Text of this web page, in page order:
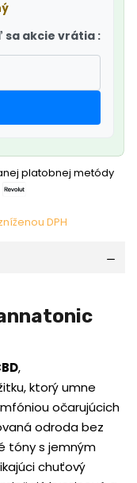
sa akcie vrátia :
platobnej metódy
DPH
,
ktorý umne
očarujúcich
odroda bez
tóny s jemným
chuťový